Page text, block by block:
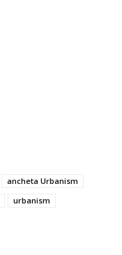
ancheta Urbanism
urbanism